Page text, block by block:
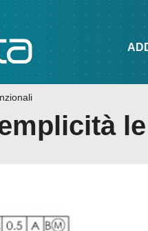
MANUFACTURING